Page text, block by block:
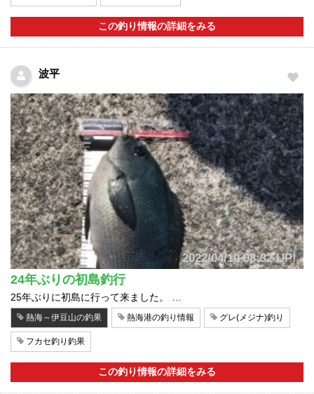
この釣り情報の詳細をみる
波平
2022/04/10 08:32 UP!
24年ぶりの初島釣行
25年ぶりに初島に行って来ました。 …
熱海～伊豆山の釣果 熱海港の釣り情報 グレ(メジナ)釣り
フカセ釣り釣果
この釣り情報の詳細をみる